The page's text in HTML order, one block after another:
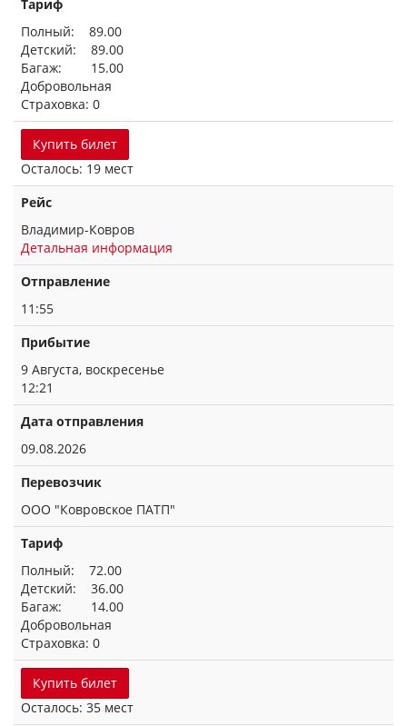
Тариф
Полный: 89.00
Детский: 89.00
Багаж: 15.00
Добровольная
Страховка: 0
Купить билет
Осталось: 19 мест
Рейс
Владимир-Ковров
Детальная информация
Отправление
11:55
Прибытие
9 Августа, воскресенье
12:21
Дата отправления
09.08.2026
Перевозчик
ООО "Ковровское ПАТП"
Тариф
Полный: 72.00
Детский: 36.00
Багаж: 14.00
Добровольная
Страховка: 0
Купить билет
Осталось: 35 мест